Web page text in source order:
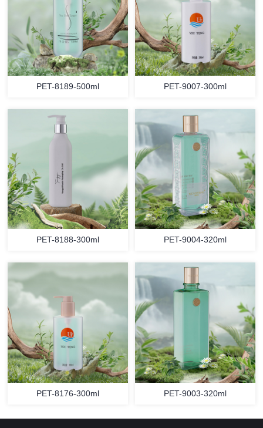
PET-8189-500ml PET-9007-300ml
PET-8188-300ml PET-9004-320ml
PET-8176-300ml PET-9003-320ml